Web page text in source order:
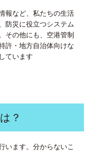
報など、私たちの生活
防災に役立つシステム
その他にも、空港管制
許・地方自治体向けな
ています
？
います。分からないこ